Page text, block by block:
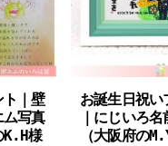
｜壁
写真
K.H様
お誕生日祝い
｜にじいろ
（大阪府の